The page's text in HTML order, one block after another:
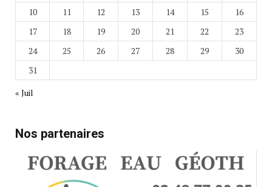
10
11 12 13 14 15
16
17
18 19 20 21 22
23
24
25 26 27 28 29
30
31
« Juil
Nos partenaires